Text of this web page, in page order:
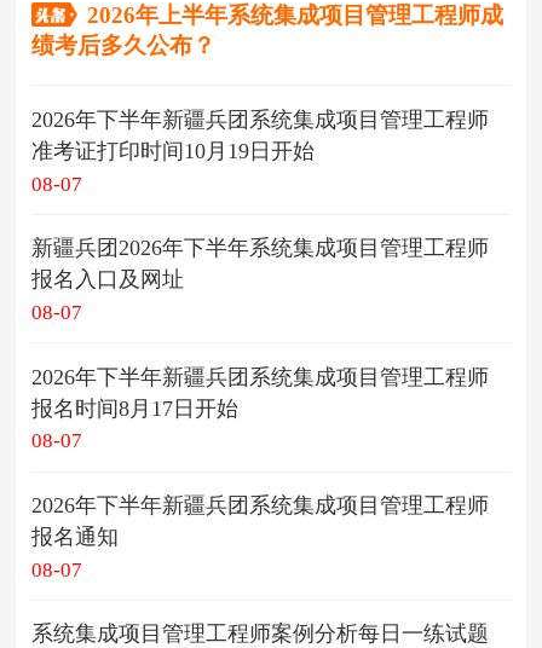
2026年上半年系统集成项目管理工程师成
绩考后多久公布？
2026年下半年新疆兵团系统集成项目管理工程师
准考证打印时间10月19日开始
08-07
新疆兵团2026年下半年系统集成项目管理工程师
报名入口及网址
08-07
2026年下半年新疆兵团系统集成项目管理工程师
报名时间8月17日开始
08-07
2026年下半年新疆兵团系统集成项目管理工程师
报名通知
08-07
系统集成项目管理工程师案例分析每日一练试题